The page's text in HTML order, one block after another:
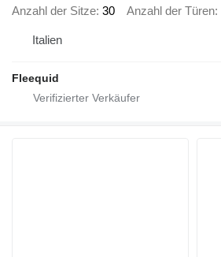
Anzahl der Sitze 30 Anzahl der Türen
Italien
Fleequid